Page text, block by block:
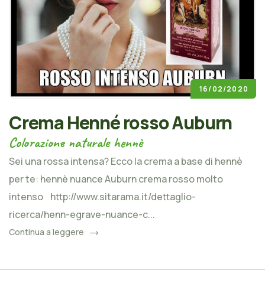
16/02/2020
Crema Henné rosso Auburn
Colorazione naturale hennè
Sei una rossa intensa? Ecco la crema a base di hennè
per te: hennè nuance Auburn crema rosso molto
intenso http://www.sitarama.it/dettaglio-
ricerca/henn-egrave-nuance-c...
Continua a leggere